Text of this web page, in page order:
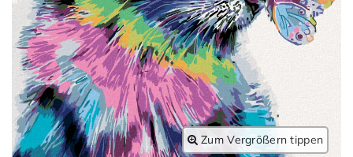
Zum Vergrößern tippen